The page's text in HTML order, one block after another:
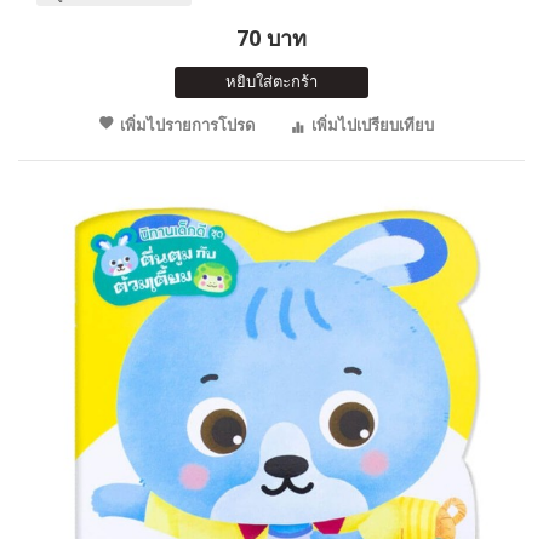
70 บาท
หยิบใส่ตะกร้า
เพิ่มไปรายการโปรด
เพิ่มไปเปรียบเทียบ